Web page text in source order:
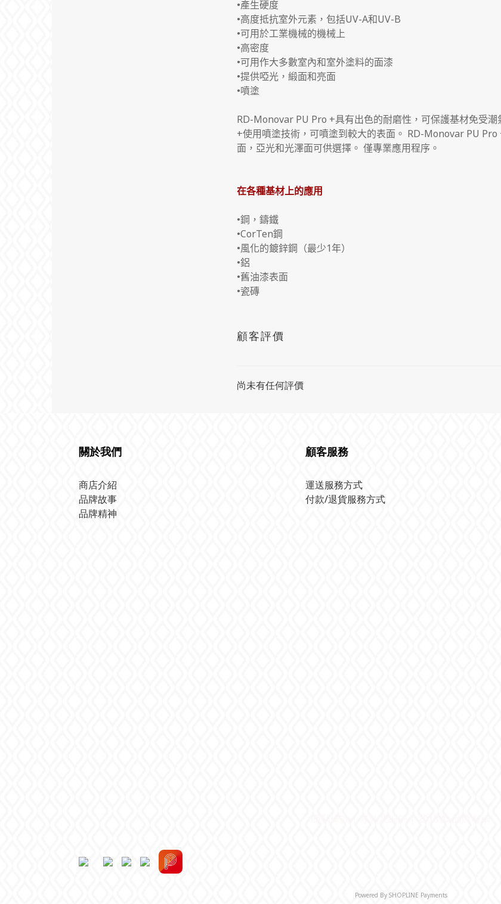
•產生硬度
•高度抵抗室外元素，包括UV-A和UV-B
•可用於工業機械的機械上
•高密度
•可用作大多數室內和室外塗料的面漆
•提供啞光，緞面和亮面
•噴塗
RD-Monovar PU Pro +具有出色的耐磨性，可保護基材免受潮
+使用噴塗技術，可噴塗到較大的表面。 RD-Monovar PU Pro
面，亞光和光澤面可供選擇。 僅專業應用程序。
在各種基材上的應用
•鋼，鑄鐵
•CorTen鋼
•風化的鍍鋅鋼（最少1年）
•鋁
•舊油漆表面
•瓷磚
顧客評價
尚未有任何評價
關於我們
商店介紹
品牌故事
品牌精神
顧客服務
運送服務方式
付款/退貨服務方式
Powered By SHOPLINE Payments